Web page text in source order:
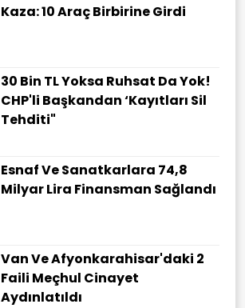
Kaza: 10 Araç Birbirine Girdi
30 Bin TL Yoksa Ruhsat Da Yok!
CHP'li Başkandan ‘Kayıtları Sil
Tehditi"
Esnaf Ve Sanatkarlara 74,8
Milyar Lira Finansman Sağlandı
Van Ve Afyonkarahisar'daki 2
Faili Meçhul Cinayet
Aydınlatıldı